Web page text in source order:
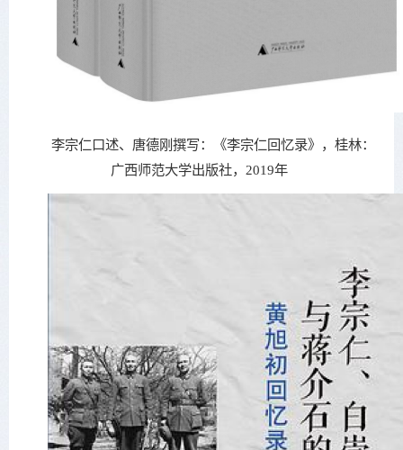
李宗仁口述、唐德刚撰写：《李宗仁回忆录》，桂林：
广西师范大学出版社，2019年